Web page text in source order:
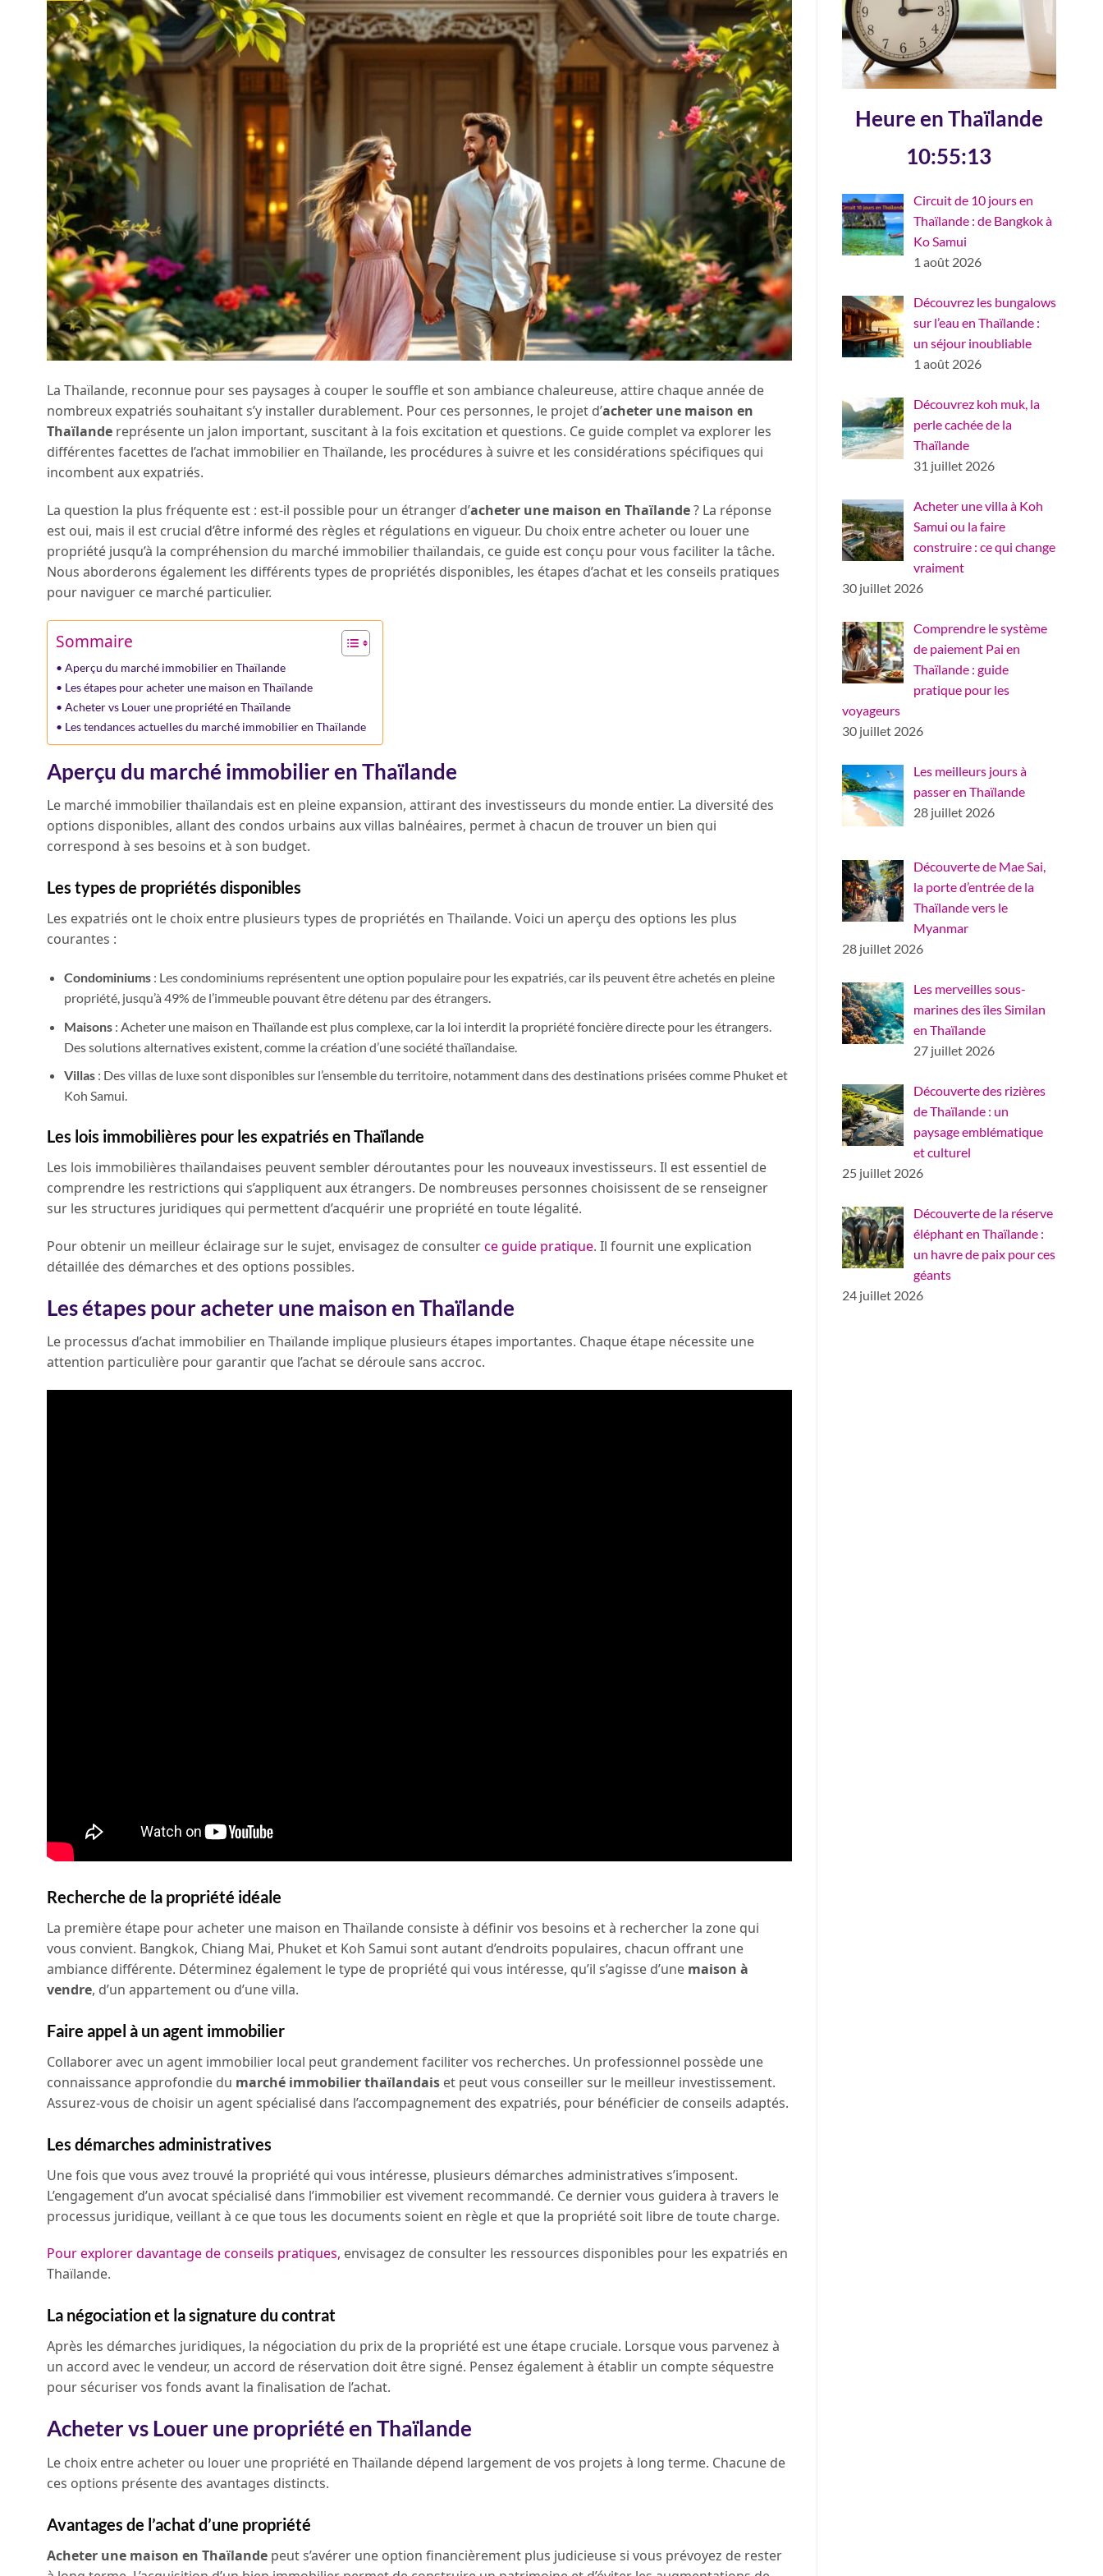
La Thaïlande, reconnue pour ses paysages à couper le souffle et son ambiance chaleureuse, attire chaque année de
nombreux expatriés souhaitant s’y installer durablement. Pour ces personnes, le projet d’acheter une maison en
Thaïlande représente un jalon important, suscitant à la fois excitation et questions. Ce guide complet va explorer les
différentes facettes de l’achat immobilier en Thaïlande, les procédures à suivre et les considérations spécifiques qui
incombent aux expatriés.
La question la plus fréquente est : est-il possible pour un étranger d’acheter une maison en Thaïlande? La réponse
est oui, mais il est crucial d’être informé des règles et régulations en vigueur. Du choix entre acheter ou louer une
propriété jusqu’à la compréhension du marché immobilier thaïlandais, ce guide est conçu pour vous faciliter la tâche.
Nous aborderons également les différents types de propriétés disponibles, les étapes d’achat et les conseils pratiques
pour naviguer ce marché particulier.
Sommaire
Aperçu du marché immobilier en Thaïlande
Les étapes pour acheter une maison en Thaïlande
Acheter vs Louer une propriété en Thaïlande
Les tendances actuelles du marché immobilier en Thaïlande
Aperçu du marché immobilier en Thaïlande
Le marché immobilier thaïlandais est en pleine expansion, attirant des investisseurs du monde entier. La diversité des
options disponibles, allant des condos urbains aux villas balnéaires, permet à chacun de trouver un bien qui
correspond à ses besoins et à son budget.
Les types de propriétés disponibles
Les expatriés ont le choix entre plusieurs types de propriétés en Thaïlande. Voici un aperçu des options les plus
courantes :
Condominiums: Les condominiums représentent une option populaire pour les expatriés, car ils peuvent être achetés en pleine
propriété, jusqu’à 49% de l’immeuble pouvant être détenu par des étrangers.
Maisons: Acheter une maison en Thaïlande est plus complexe, car la loi interdit la propriété foncière directe pour les étrangers.
Des solutions alternatives existent, comme la création d’une société thaïlandaise.
Villas: Des villas de luxe sont disponibles sur l’ensemble du territoire, notamment dans des destinations prisées comme Phuket et
Koh Samui.
Les lois immobilières pour les expatriés en Thaïlande
Les lois immobilières thaïlandaises peuvent sembler déroutantes pour les nouveaux investisseurs. Il est essentiel de
comprendre les restrictions qui s’appliquent aux étrangers. De nombreuses personnes choisissent de se renseigner
sur les structures juridiques qui permettent d’acquérir une propriété en toute légalité.
Pour obtenir un meilleur éclairage sur le sujet, envisagez de consulterce guide pratique. Il fournit une explication
détaillée des démarches et des options possibles.
Les étapes pour acheter une maison en Thaïlande
Le processus d’achat immobilier en Thaïlande implique plusieurs étapes importantes. Chaque étape nécessite une
attention particulière pour garantir que l’achat se déroule sans accroc.
Recherche de la propriété idéale
La première étape pour acheter une maison en Thaïlande consiste à définir vos besoins et à rechercher la zone qui
vous convient. Bangkok, Chiang Mai, Phuket et Koh Samui sont autant d’endroits populaires, chacun offrant une
ambiance différente. Déterminez également le type de propriété qui vous intéresse, qu’il s’agisse d’une maison à
vendre, d’un appartement ou d’une villa.
Faire appel à un agent immobilier
Collaborer avec un agent immobilier local peut grandement faciliter vos recherches. Un professionnel possède une
connaissance approfondie du marché immobilier thaïlandais et peut vous conseiller sur le meilleur investissement.
Assurez-vous de choisir un agent spécialisé dans l’accompagnement des expatriés, pour bénéficier de conseils adaptés.
Les démarches administratives
Une fois que vous avez trouvé la propriété qui vous intéresse, plusieurs démarches administratives s’imposent.
L’engagement d’un avocat spécialisé dans l’immobilier est vivement recommandé. Ce dernier vous guidera à travers le
processus juridique, veillant à ce que tous les documents soient en règle et que la propriété soit libre de toute charge.
Pour explorer davantage de conseils pratiques, envisagez de consulter les ressources disponibles pour les expatriés en
Thaïlande.
La négociation et la signature du contrat
Après les démarches juridiques, la négociation du prix de la propriété est une étape cruciale. Lorsque vous parvenez à
un accord avec le vendeur, un accord de réservation doit être signé. Pensez également à établir un compte séquestre
pour sécuriser vos fonds avant la finalisation de l’achat.
Acheter vs Louer une propriété en Thaïlande
Le choix entre acheter ou louer une propriété en Thaïlande dépend largement de vos projets à long terme. Chacune de
ces options présente des avantages distincts.
Avantages de l’achat d’une propriété
Acheter une maison en Thaïlande peut s’avérer une option financièrement plus judicieuse si vous prévoyez de rester
Heure en Thaïlande
10:55:14
Circuit de 10 jours en
Thaïlande : de Bangkok à
Ko Samui
1 août 2026
Découvrez les bungalows
sur l’eau en Thaïlande :
un séjour inoubliable
1 août 2026
Découvrez koh muk, la
perle cachée de la
Thaïlande
31 juillet 2026
Acheter une villa à Koh
Samui ou la faire
construire : ce qui change
vraiment
30 juillet 2026
Comprendre le système
de paiement Pai en
Thaïlande : guide
pratique pour les
voyageurs
30 juillet 2026
Les meilleurs jours à
passer en Thaïlande
28 juillet 2026
Découverte de Mae Sai,
la porte d’entrée de la
Thaïlande vers le
Myanmar
28 juillet 2026
Les merveilles sous-
marines des îles Similan
en Thaïlande
27 juillet 2026
Découverte des rizières
de Thaïlande : un
paysage emblématique
et culturel
25 juillet 2026
Découverte de la réserve
éléphant en Thaïlande :
un havre de paix pour ces
géants
24 juillet 2026